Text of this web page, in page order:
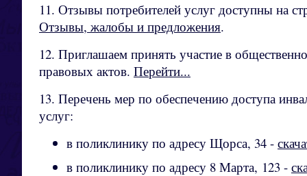
11. Отзывы потребителей услуг доступны на
Отзывы, жалобы и предложения.
12. Приглашаем принять участие в
правовых актов. Перейти...
13. Перечень мер по обеспечению доступа
услуг:
в поликлинику по адресу Щорса, 34 -
в поликлинику по адресу 8 Марта, 123 -